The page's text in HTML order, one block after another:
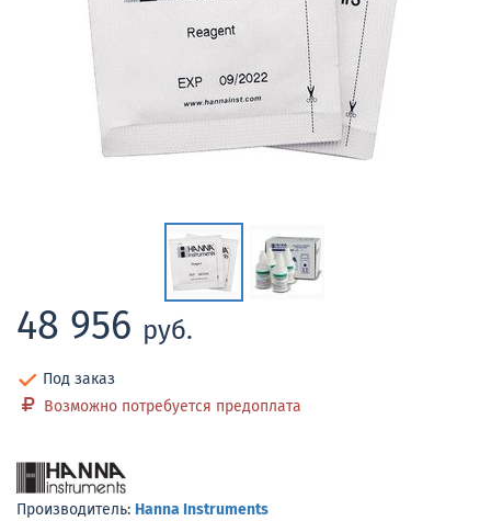
48 956 руб.
Под заказ
Возможно потребуется предоплата
Производитель: Hanna Instruments